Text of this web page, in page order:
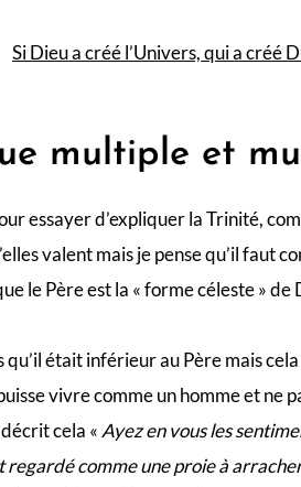
Si Dieu a créé l’Univers, qui a créé
multiple et
essayer d’expliquer la Trinité,
valent mais je pense qu’il faut
le Père est la « forme céleste » de
était inférieur au Père mais
vivre comme un homme et ne
cela « Ayez en vous les
comme une proie à